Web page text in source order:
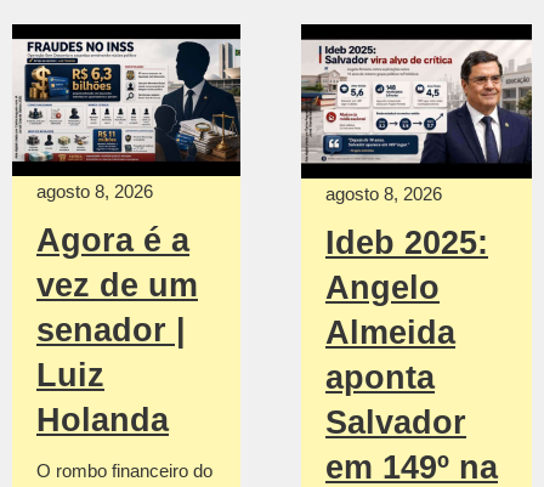
agosto 8, 2026
Agora é a
vez de um
senador |
Luiz
Holanda
O rombo financeiro do
agosto 8, 2026
Ideb 2025:
Angelo
Almeida
aponta
Salvador
em 149º na